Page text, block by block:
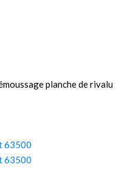
planche de rivalu
63500
63500